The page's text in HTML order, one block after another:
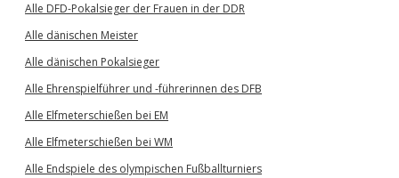
Alle DFD-Pokalsieger der Frauen in der DDR
Alle dänischen Meister
Alle dänischen Pokalsieger
Alle Ehrenspielführer und -führerinnen des DFB
Alle Elfmeterschießen bei EM
Alle Elfmeterschießen bei WM
Alle Endspiele des olympischen Fußballturniers